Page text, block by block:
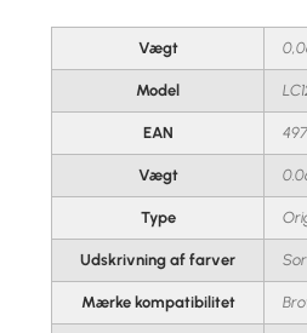
Vægt
Model
EAN
Vægt
Type
Udskrivning af farver
Mærke kompatibilitet